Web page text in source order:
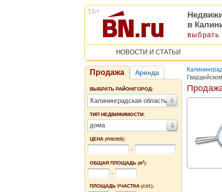
в
выбрать
НОВОСТИ И СТАТЬИ
Продажа Аренда
ВЫБРАТЬ РАЙОН/ГОРОД:
Калининградская область
ТИП НЕДВИЖИМОСТИ:
дома
ЦЕНА (РУБЛЕЙ):
-
ОБЩАЯ ПЛОЩАДЬ (М2):
-
ПЛОЩАДЬ УЧАСТКА (СОТ.):